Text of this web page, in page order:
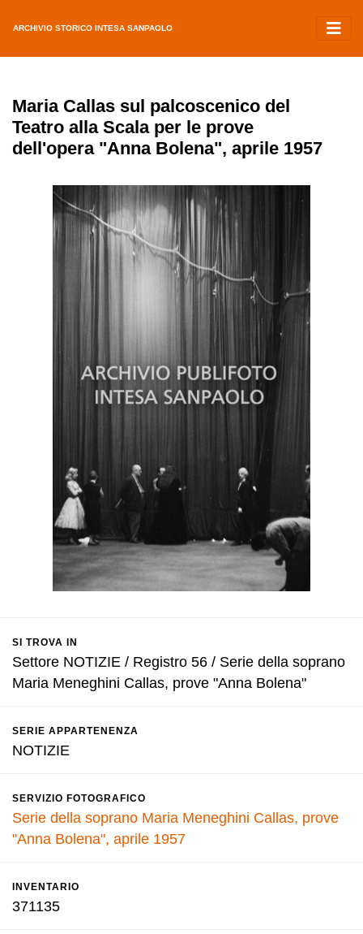
ARCHIVIO STORICO INTESA SANPAOLO
Maria Callas sul palcoscenico del
Teatro alla Scala per le prove
dell'opera "Anna Bolena", aprile 1957
SI TROVA IN
Settore NOTIZIE / Registro 56 / Serie della soprano
Maria Meneghini Callas, prove "Anna Bolena"
SERIE APPARTENENZA
NOTIZIE
SERVIZIO FOTOGRAFICO
Serie della soprano Maria Meneghini Callas, prove
"Anna Bolena", aprile 1957
INVENTARIO
371135